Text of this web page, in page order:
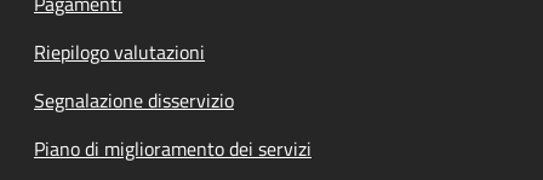
Riepilogo valutazioni
Segnalazione disservizio
Piano di miglioramento dei servizi